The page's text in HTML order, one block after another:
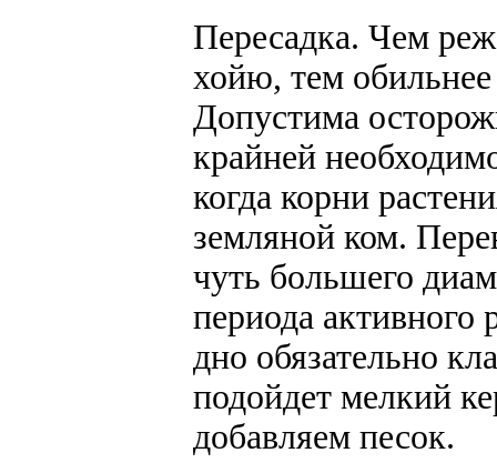
Пересадка. Чем
хойю, тем обильнее
Допустима
крайней
когда корни
земляной ком.
чуть большего
периода активного
дно обязательно
подойдет мелкий
добавляем песок.